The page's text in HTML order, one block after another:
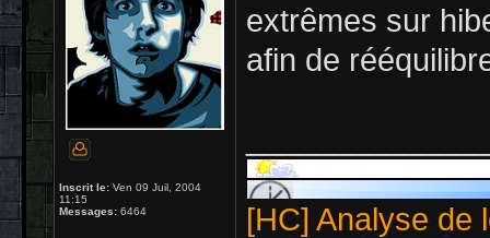
Inscrit le: Ven 09 Juil, 2004
11:15
Messages: 6464
extrêmes sur
afin de
[HC] Analyse de